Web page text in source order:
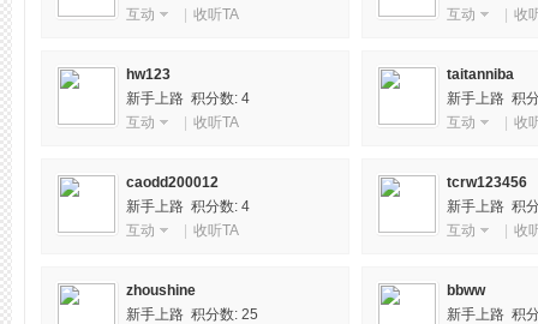
互动
收听TA
互动
收
hw123
新手上路 积分数: 4
互动
收听TA
taitanniba
新手上路 积
互动
收
caodd200012
新手上路 积分数: 4
互动
收听TA
tcrw123456
新手上路 积
互动
收
zhoushine
新手上路 积分数: 25
bbww
新手上路 积